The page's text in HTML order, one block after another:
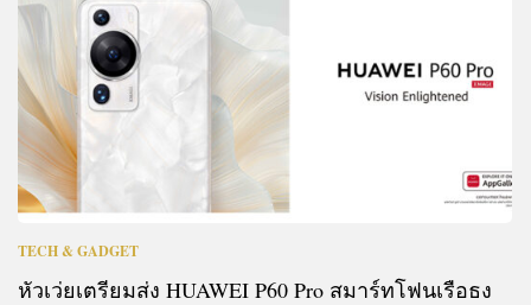
TECH & GADGET
หัวเว่ยเตรียมส่ง HUAWEI P60 Pro สมาร์ทโฟนเรือธง